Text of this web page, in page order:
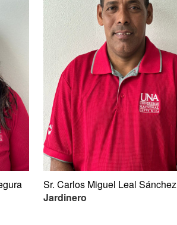
Sr. Carlos Miguel Leal Sánchez
Jardinero